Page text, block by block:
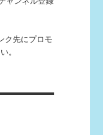
ク先にプロモ
。